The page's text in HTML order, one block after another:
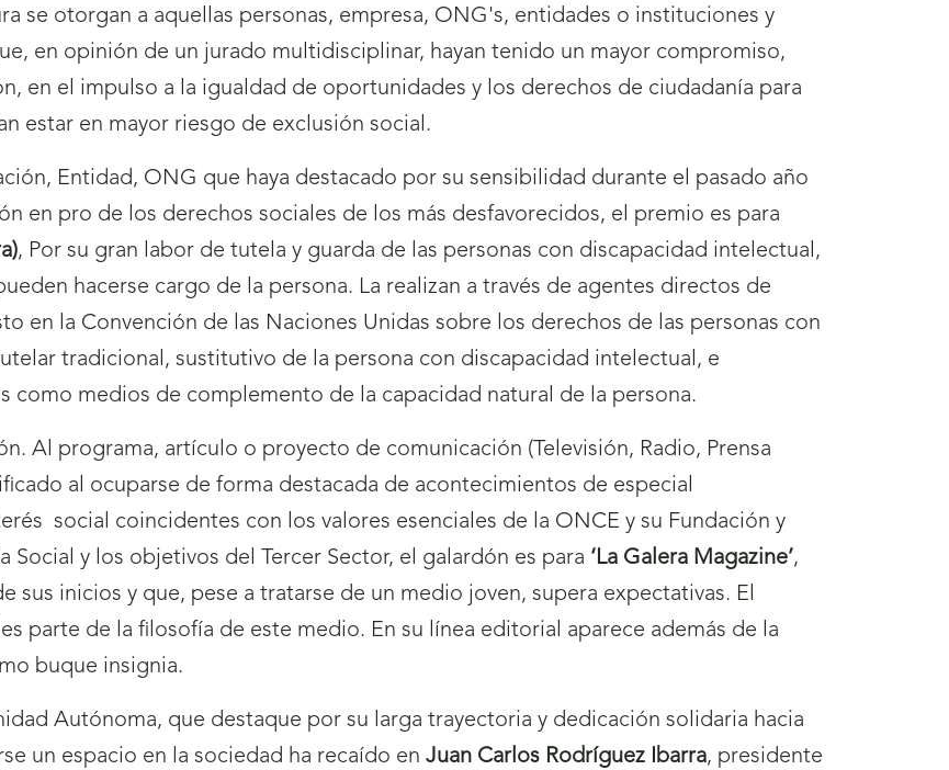
se otorgan a aquellas personas, empresa, ONG's, entidades o instituciones y
en opinión de un jurado multidisciplinar, hayan tenido un mayor compromiso,
en el impulso a la igualdad de oportunidades y los derechos de ciudadanía para
estar en mayor riesgo de exclusión social.
Entidad, ONG que haya destacado por su sensibilidad durante el pasado año
en pro de los derechos sociales de los más desfavorecidos, el premio es para
, Por su gran labor de tutela y guarda de las personas con discapacidad intelectual,
hacerse cargo de la persona. La realizan a través de agentes directos de
en la Convención de las Naciones Unidas sobre los derechos de las personas con
tradicional, sustitutivo de la persona con discapacidad intelectual, e
como medios de complemento de la capacidad natural de la persona.
Al programa, artículo o proyecto de comunicación (Televisión, Radio, Prensa
al ocuparse de forma destacada de acontecimientos de especial
social coincidentes con los valores esenciales de la ONCE y su Fundación y
Social y los objetivos del Tercer Sector, el galardón es para ‘La Galera Magazine’,
sus inicios y que, pese a tratarse de un medio joven, supera expectativas. El
parte de la filosofía de este medio. En su línea editorial aparece además de la
buque insignia.
Autónoma, que destaque por su larga trayectoria y dedicación solidaria hacia
un espacio en la sociedad ha recaído en Juan Carlos Rodríguez Ibarra, presidente